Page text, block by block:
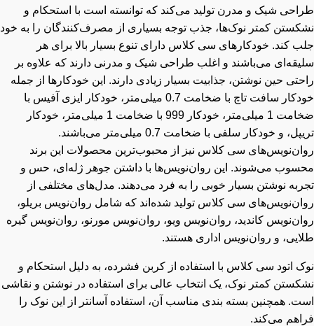
شیک و مدرن تولید می‌کند که توانسته است با استحکام و
کمتر نوک‌ها، جذب توجه بسیاری از مصرف‌کنندگان را به خود
کند. خودکارهای سی کلاس دارای تنوع بسیار بالا برای هر
می‌باشند و اغلب طراحی شیک و مدرنی دارند که علاوه بر
حین نوشتن، جذابیت بسیار زیادی دارند. این خودکارها از جمله
خودکار سافت تاچ با ضخامت 0.7 میلی‌متر، خودکار ایزی آفیس با
ضخامت 1 میلی‌متر، خودکار 999 با ضخامت 1 میلی‌متر، خودکار
و خودکار سلفی با ضخامت 0.7 میلی‌متر می‌باشند.
سی کلاس نیز از محبوب‌ترین محصولات این برند
می‌شوند. این روان‌نویس‌ها با داشتن جوهر ژله‌ای، حس و
نوشتن بسیار خوبی را به فرد می‌دهند. مدل‌های مختلفی از
سی کلاس تولید شده‌اند که شامل روان‌نویس بریلو،
کاندید، روان‌نویس ویو، روان‌نویس مورنو، روان‌نویس گیره
و روان‌نویس اداری هستند.
اتود سی کلاس با استفاده از کربن فشرده، به دلیل استحکام و
کمتر نوک، یک انتخاب عالی برای استفاده در نوشتن و نقاشی
همچنین بسته بندی مناسب آن، استفاده آسانتر از این نوک را
می‌کند.